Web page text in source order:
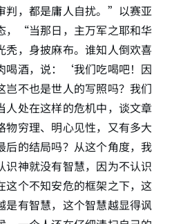
判，都是庸人自扰。”以赛亚
，“当那日，主万军之耶和华
秃，身披麻布。谁知人倒欢喜
喝酒，说：‘我们吃喝吧！因
不也是世人的写照吗？我们
人处在这样的危机中，谈文章
物穷理、明心见性，又有多大
后的结局吗？从这个角度，我
识神就没有智慧，因为不认识
这个不知安危的框架之下，这
是有智慧，这个智慧越显得讽